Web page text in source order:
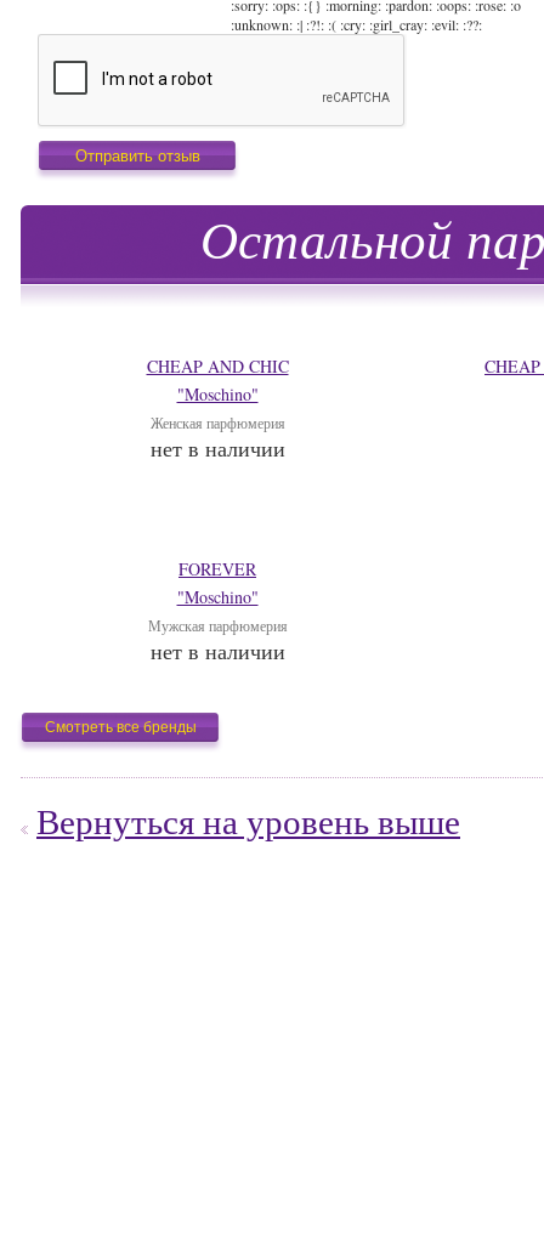
:sorry: :ops: :{} :morning: :pardon: :oops: :rose: :o
:unknown: :| :?!: :( :cry: :girl_cray: :evil: :??:
Остальной
CHEAP AND CHIC
"Moschino"
Женская парфюмерия
нет в наличии
FOREVER
"Moschino"
Мужская парфюмерия
нет в наличии
Смотреть все бренды
Вернуться на уровень выше